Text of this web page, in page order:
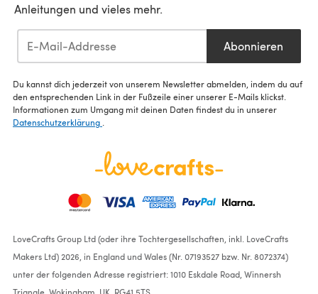
Anleitungen und vieles mehr.
Abonnieren
Du kannst dich jederzeit von unserem Newsletter abmelden, indem du auf
den entsprechenden Link in der Fußzeile einer unserer E-Mails klickst.
Informationen zum Umgang mit deinen Daten findest du in unserer
Datenschutzerklärung
LoveCrafts Group Ltd (oder ihre Tochtergesellschaften, inkl. LoveCrafts
Makers Ltd) 2026, in England und Wales (Nr. 07193527 bzw. Nr. 8072374)
unter der folgenden Adresse registriert: 1010 Eskdale Road, Winnersh